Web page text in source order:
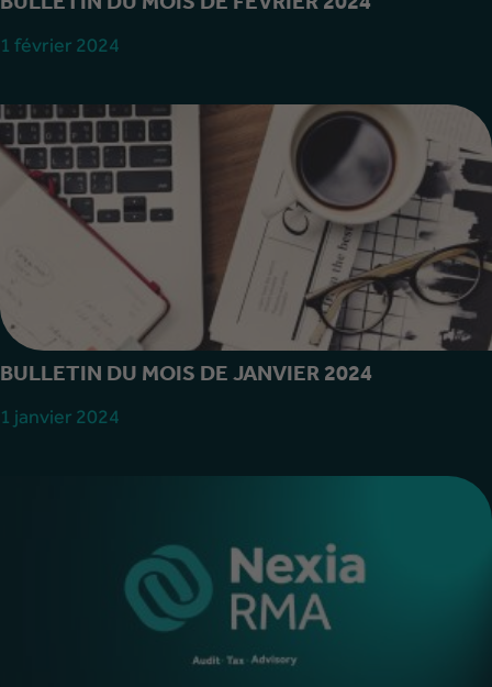
BULLETIN DU MOIS DE FEVRIER 2024
1 février 2024
BULLETIN DU MOIS DE JANVIER 2024
1 janvier 2024